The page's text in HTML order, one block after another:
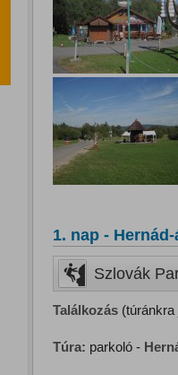
1. nap -
Szlovák
Találkozás(túránkra
Túra: parkoló -